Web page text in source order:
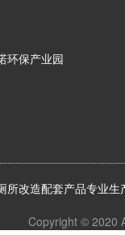
环保产业园
所改造配套产品专业生
Copyright © 2020